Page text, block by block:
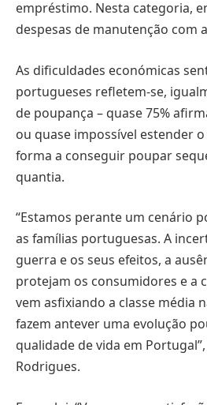
empréstimo. Nesta categoria,
despesas de manutenção com
As dificuldades económicas
portugueses refletem-se,
de poupança – quase 75%
ou quase impossível estender
forma a conseguir poupar
quantia.
“Estamos perante um cenário
as famílias portuguesas. A
guerra e os seus efeitos, a
protejam os consumidores e a
vem asfixiando a classe média
fazem antever uma evolução
qualidade de vida em
Rodrigues.